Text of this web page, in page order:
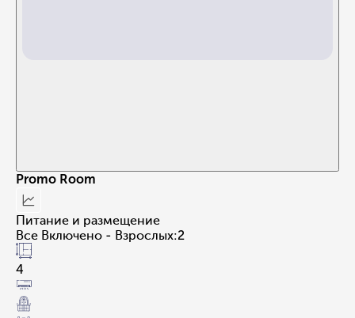
Promo Room
Питание и размещение
Все Включено - Взрослых:2
4